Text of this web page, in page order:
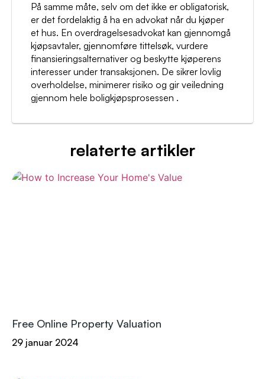
På samme måte, selv om det ikke er obligatorisk,
er det fordelaktig å ha en advokat når du kjøper
et hus. En overdragelsesadvokat kan gjennomgå
kjøpsavtaler, gjennomføre tittelsøk, vurdere
finansieringsalternativer og beskytte kjøperens
interesser under transaksjonen. De sikrer lovlig
overholdelse, minimerer risiko og gir veiledning
gjennom hele boligkjøpsprosessen .
relaterte artikler
Free Online Property Valuation
29 januar 2024